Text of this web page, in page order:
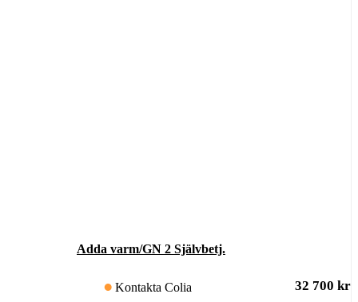
Adda varm/GN 2 Självbetj.
Kontakta Colia 32 700 kr